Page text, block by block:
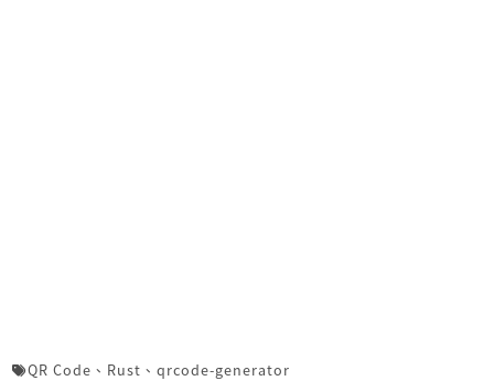
QR Code 、 Rust 、 qrcode-generator